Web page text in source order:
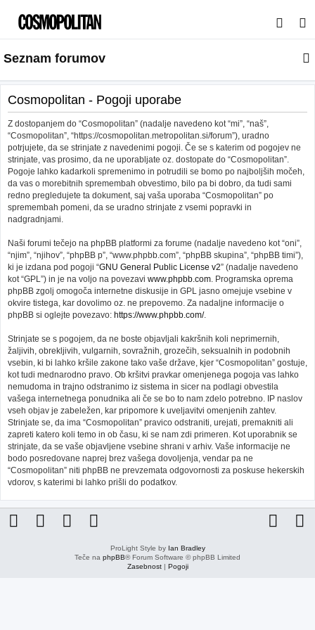
s
a
j
Seznam forumov
Cosmopolitan - Pogoji uporabe
Z dostopanjem do “Cosmopolitan” (nadalje navedeno kot “mi”, “naš”,
“Cosmopolitan”, “https://cosmopolitan.metropolitan.si/forum”), uradno
potrjujete, da se strinjate z navedenimi pogoji. Če se s katerim od pogojev ne
strinjate, vas prosimo, da ne uporabljate oz. dostopate do “Cosmopolitan”.
Pogoje lahko kadarkoli spremenimo in potrudili se bomo po najboljših močeh,
da vas o morebitnih spremembah obvestimo, bilo pa bi dobro, da tudi sami
redno pregledujete ta dokument, saj vaša uporaba “Cosmopolitan” po
spremembah pomeni, da se uradno strinjate z vsemi popravki in
nadgradnjami.
Naši forumi tečejo na phpBB platformi za forume (nadalje navedeno kot “oni”,
“njim”, “njihov”, “phpBB p”, “www.phpbb.com”, “phpBB skupina”, “phpBB timi”),
ki je izdana pod pogoji “GNU General Public License v2” (nadalje navedeno
kot “GPL”) in je na voljo na povezavi www.phpbb.com. Programska oprema
phpBB zgolj omogoča internetne diskusije in GPL jasno omejuje vsebine v
okvire tistega, kar dovolimo oz. ne prepovemo. Za nadaljne informacije o
phpBB si oglejte povezavo: https://www.phpbb.com/.
Strinjate se s pogojem, da ne boste objavljali kakršnih koli neprimernih,
žaljivih, obrekljivih, vulgarnih, sovražnih, grozečih, seksualnih in podobnih
vsebin, ki bi lahko kršile zakone tako vaše države, kjer “Cosmopolitan” gostuje,
kot tudi mednarodno pravo. Ob kršitvi pravkar omenjenega pogoja vas lahko
nemudoma in trajno odstranimo iz sistema in sicer na podlagi obvestila
vašega internetnega ponudnika ali če se bo to nam zdelo potrebno. IP naslov
vseh objav je zabeležen, kar pripomore k uveljavitvi omenjenih zahtev.
Strinjate se, da ima “Cosmopolitan” pravico odstraniti, urejati, premakniti ali
zapreti katero koli temo in ob času, ki se nam zdi primeren. Kot uporabnik se
strinjate, da se vaše objavljene vsebine shrani v arhiv. Vaše informacije ne
bodo posredovane naprej brez vašega dovoljenja, vendar pa ne
“Cosmopolitan” niti phpBB ne prevzemata odgovornosti za poskuse hekerskih
vdorov, s katerimi bi lahko prišli do podatkov.
ProLight Style by Ian Bradley
Teče na phpBB® Forum Software © phpBB Limited
Zasebnost| Pogoji